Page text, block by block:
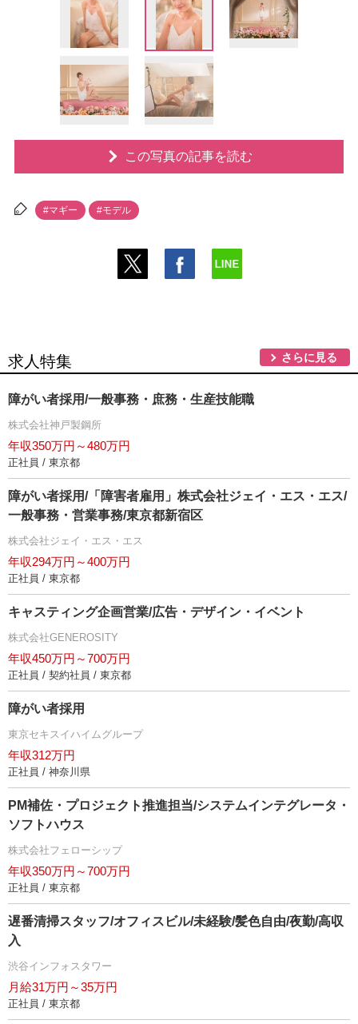
この写真の記事を読む
#マギー #モデル
求人特集 さらに見る
障がい者採用/一般事務・庶務・生産技能職
株式会社神戸製鋼所
年収350万円～480万円
正社員 / 東京都
障がい者採用/「障害者雇用」株式会社ジェイ・エス・エス/
一般事務・営業事務/東京都新宿区
株式会社ジェイ・エス・エス
年収294万円～400万円
正社員 / 東京都
キャスティング企画営業/広告・デザイン・イベント
株式会社GENEROSITY
年収450万円～700万円
正社員 / 契約社員 / 東京都
障がい者採用
東京セキスイハイムグループ
年収312万円
正社員 / 神奈川県
PM補佐・プロジェクト推進担当/システムインテグレータ・
ソフトハウス
株式会社フェローシップ
年収350万円～700万円
正社員 / 東京都
遅番清掃スタッフ/オフィスビル/未経験/髪色自由/夜勤/高収
入
渋谷インフォスタワー
月給31万円～35万円
正社員 / 東京都